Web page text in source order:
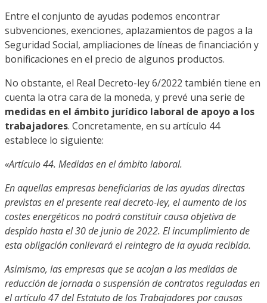
Entre el conjunto de ayudas podemos encontrar
subvenciones, exenciones, aplazamientos de pagos a la
Seguridad Social, ampliaciones de líneas de financiación y
bonificaciones en el precio de algunos productos.
No obstante, el Real Decreto-ley 6/2022 también tiene en
cuenta la otra cara de la moneda, y prevé una serie de
medidas en el ámbito jurídico laboral de apoyo a los
trabajadores. Concretamente, en su artículo 44
establece lo siguiente:
«Artículo 44. Medidas en el ámbito laboral.
En aquellas empresas beneficiarias de las ayudas directas
previstas en el presente real decreto-ley, el aumento de los
costes energéticos no podrá constituir causa objetiva de
despido hasta el 30 de junio de 2022. El incumplimiento de
esta obligación conllevará el reintegro de la ayuda recibida.
Asimismo, las empresas que se acojan a las medidas de
reducción de jornada o suspensión de contratos reguladas en
el artículo 47 del Estatuto de los Trabajadores por causas